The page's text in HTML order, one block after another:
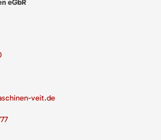
eGbR
veit.de